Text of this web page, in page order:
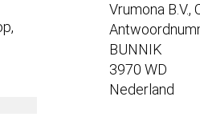
Vrumona
BUNNIK
3970 WD
Nederland